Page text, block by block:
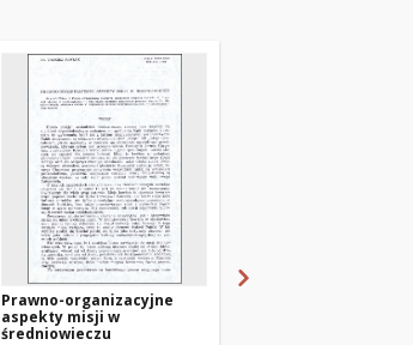
Prawno-organizacyjne
aspekty misji w
średniowieczu